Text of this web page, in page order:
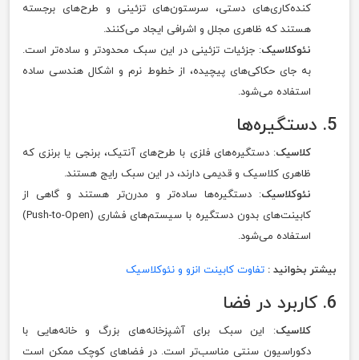
کنده‌کاری‌های دستی، سرستون‌های تزئینی و طرح‌های برجسته
هستند که ظاهری مجلل و اشرافی ایجاد می‌کنند.
نئوکلاسیک: جزئیات تزئینی در این سبک محدودتر و ساده‌تر است.
به جای حکاکی‌های پیچیده، از خطوط نرم و اشکال هندسی ساده
استفاده می‌شود.
5. دستگیره‌ها
کلاسیک: دستگیره‌های فلزی با طرح‌های آنتیک، برنجی یا برنزی که
ظاهری کلاسیک و قدیمی دارند، در این سبک رایج هستند.
نئوکلاسیک: دستگیره‌ها ساده‌تر و مدرن‌تر هستند و گاهی از
کابینت‌های بدون دستگیره با سیستم‌های فشاری (Push-to-Open)
استفاده می‌شود.
بیشتر بخوانید : تفاوت کابینت انزو و نئوکلاسیک
6. کاربرد در فضا
کلاسیک: این سبک برای آشپزخانه‌های بزرگ و خانه‌هایی با
دکوراسیون سنتی مناسب‌تر است. در فضاهای کوچک ممکن است